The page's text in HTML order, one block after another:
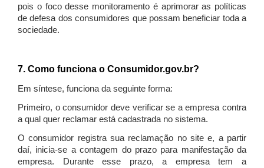
pois o foco desse monitoramento é aprimorar as políticas
de defesa dos consumidores que possam beneficiar toda a
sociedade.
7. Como funciona o Consumidor.gov.br?
Em síntese, funciona da seguinte forma:
Primeiro, o consumidor deve verificar se a empresa contra
a qual quer reclamar está cadastrada no sistema.
O consumidor registra sua reclamação no site e, a partir
daí, inicia-se a contagem do prazo para manifestação da
empresa. Durante esse prazo, a empresa tem a